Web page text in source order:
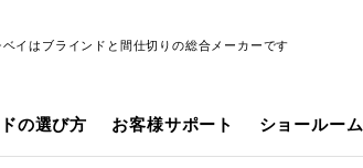
ベイはブラインドと間仕切りの総合メーカーです
の選び方 お客様サポート ショールーム